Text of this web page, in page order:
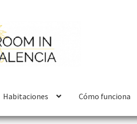
Habitaciones Cómo funciona